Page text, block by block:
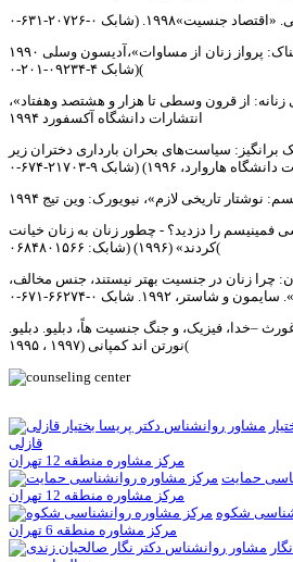
کامینر، وندی. «آزادی ترسناک: پرواز زنان از مساوات»،آدیسون وسلی ۱۹۹۰
(شابک ۴-۰۹۲۳۴-۲۰۱-۰(
زنانه: از قرون وسطی تا هزار و هشتصد وهفتاد»،
انتشارات دانشگاه آکسفورد ۱۹۹۴
برانگیز: سیاست‌های بحران بارداری دختران زیر
نوشتار تاریخی لازم»، نیویورک: وین تیج ۱۹۹۴
را دزدید؟ - چطور زنان به زنان خیانت
کردند» (۱۹۹۶) (شابک: ۰۶۸۴۸۰۱۵۶۶(
چرا زنان در جنسیت بهتر نیستند، جنس مخالف،
۱۹۹۲. شابک ۰-۶۶۲۷۴-۶۷۱-۰
–خدا، فیزیک، و جنگ جنسیت هاً، دبلیو. دبلیو.
نورتن اند کمپانی (۱۹۹۷ ، ۱۹۹۵(
قازلی
مرکز مشاوره منطقه 12 تهران
حمايت
مرکز مشاوره منطقه 12 تهران
شكوه
مرکز مشاوره منطقه 6 تهران